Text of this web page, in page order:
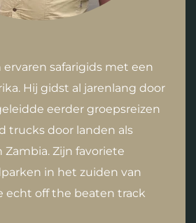
ervaren safarigids met een
Hij gidst al jarenlang door
eerder groepsreizen
trucks door landen als
Zambia. Zijn favoriete
in het zuiden van
echt off the beaten track